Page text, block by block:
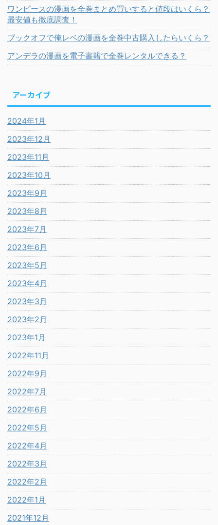
ワンピースの漫画を全巻まとめ買いすると値段はいくら？
最安値も徹底調査！
ブックオフで俺レベの漫画を全巻中古購入したらいくら？
アンデラの漫画を電子書籍で全巻レンタルできる？
アーカイブ
2024年1月
2023年12月
2023年11月
2023年10月
2023年9月
2023年8月
2023年7月
2023年6月
2023年5月
2023年4月
2023年3月
2023年2月
2023年1月
2022年11月
2022年9月
2022年7月
2022年6月
2022年5月
2022年4月
2022年3月
2022年2月
2022年1月
2021年12月